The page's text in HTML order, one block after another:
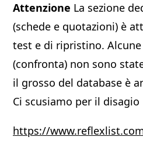
Attenzione La sezione
(schede e quotazioni) è
test e di ripristino.
(confronta) non sono
il grosso del database è
Ci scusiamo per il disagio
https://